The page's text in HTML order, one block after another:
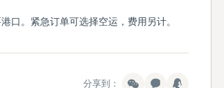
口。紧急订单可选择空运，费用另计。
分享到：